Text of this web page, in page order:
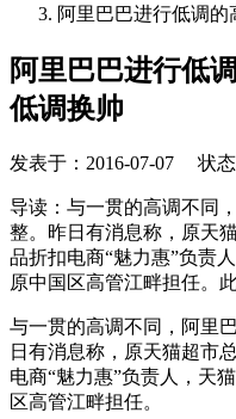
阿里巴巴进行低调
阿里巴巴进行低
低调换帅
发表于： 2016-07-07 状态
导读：与一贯的高调不同
整。昨日有消息称，原天
品折扣电商“魅力惠”负责
原中国区高管江畔担任。
与一贯的高调不同，阿里
日有消息称，原天猫超市
电商“魅力惠”负责人，天
区高管江畔担任。